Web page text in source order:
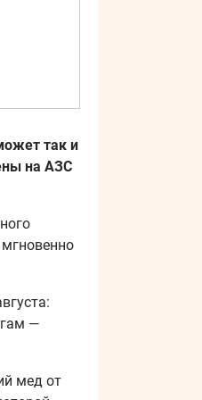
так и
на АЗС
—
мед от